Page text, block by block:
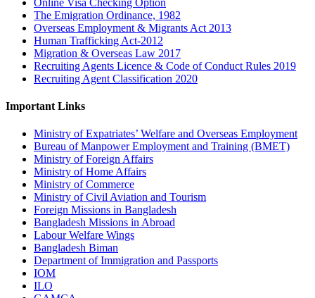
The Emigration Ordinance, 1982
Overseas Employment & Migrants Act 2013
Human Trafficking Act-2012
Migration & Overseas Law 2017
Recruiting Agents Licence & Code of Conduct Rules 2019
Recruiting Agent Classification 2020
Important Links
Ministry of Expatriates’ Welfare and Overseas Employment
Bureau of Manpower Employment and Training (BMET)
Ministry of Foreign Affairs
Ministry of Home Affairs
Ministry of Commerce
Ministry of Civil Aviation and Tourism
Foreign Missions in Bangladesh
Bangladesh Missions in Abroad
Labour Welfare Wings
Bangladesh Biman
Department of Immigration and Passports
IOM
ILO